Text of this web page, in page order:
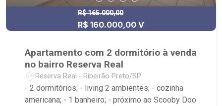
R$ 165.000,00
R$ 160.000,00 V
Apartamento com 2 dormitório à venda
no bairro Reserva Real
Reserva Real - Ribeirão Preto/SP
- 2 dormitórios; - living 2 ambientes; - cozinha
americana; - 1 banheiro; - próximo ao Scooby Doo